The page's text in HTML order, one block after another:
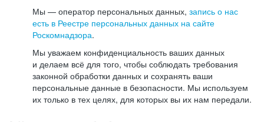
Мы — оператор персональных данных, запись о нас
есть в Реестре персональных данных на сайте
Роскомнадзора.
Мы уважаем конфиденциальность ваших данных
и делаем всё для того, чтобы соблюдать требования
законной обработки данных и сохранять ваши
персональные данные в безопасности. Мы используем
их только в тех целях, для которых вы их нам передали.